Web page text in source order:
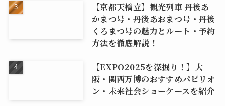
【京都天橋立】観光列車 丹後あ
かまつ号・丹後あおまつ号・丹後
くろまつ号の魅力とルート・予約
方法を徹底解説！
【EXPO2025を深掘り！】大
阪・関西万博のおすすめパビリオ
ン・未来社会ショーケースを紹介